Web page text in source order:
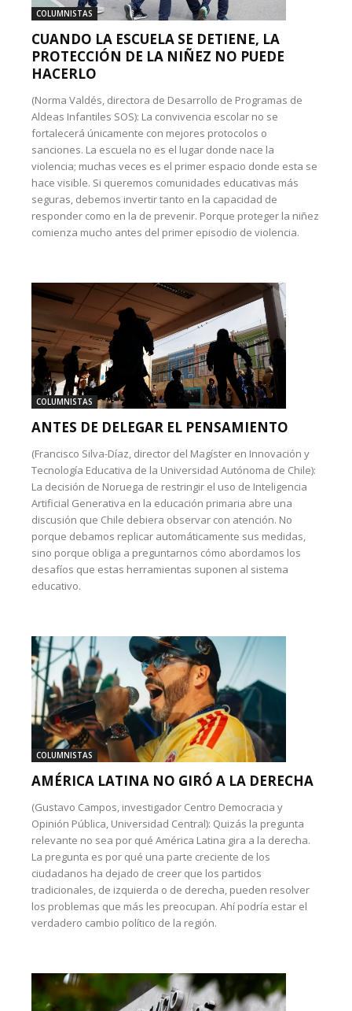
COLUMNISTAS
CUANDO LA ESCUELA SE DETIENE, LA
PROTECCIÓN DE LA NIÑEZ NO PUEDE
HACERLO
(Norma Valdés, directora de Desarrollo de Programas de
Aldeas Infantiles SOS): La convivencia escolar no se
fortalecerá únicamente con mejores protocolos o
sanciones. La escuela no es el lugar donde nace la
violencia; muchas veces es el primer espacio donde esta se
hace visible. Si queremos comunidades educativas más
seguras, debemos invertir tanto en la capacidad de
responder como en la de prevenir. Porque proteger la niñez
comienza mucho antes del primer episodio de violencia.
COLUMNISTAS
ANTES DE DELEGAR EL PENSAMIENTO
(Francisco Silva-Díaz, director del Magíster en Innovación y
Tecnología Educativa de la Universidad Autónoma de Chile):
La decisión de Noruega de restringir el uso de Inteligencia
Artificial Generativa en la educación primaria abre una
discusión que Chile debiera observar con atención. No
porque debamos replicar automáticamente sus medidas,
sino porque obliga a preguntarnos cómo abordamos los
desafíos que estas herramientas suponen al sistema
educativo.
COLUMNISTAS
AMÉRICA LATINA NO GIRÓ A LA DERECHA
(Gustavo Campos, investigador Centro Democracia y
Opinión Pública, Universidad Central): Quizás la pregunta
relevante no sea por qué América Latina gira a la derecha.
La pregunta es por qué una parte creciente de los
ciudadanos ha dejado de creer que los partidos
tradicionales, de izquierda o de derecha, pueden resolver
los problemas que más les preocupan. Ahí podría estar el
verdadero cambio político de la región.